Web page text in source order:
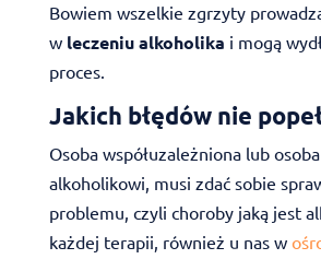
Bowiem wszelkie zgrzyty
w leczeniu alkoholika i mogą
proces.
Jakich błędów nie
Osoba współuzależniona lub
alkoholikowi, musi zdać sobie
problemu, czyli choroby jaką jest
każdej terapii, również u nas w